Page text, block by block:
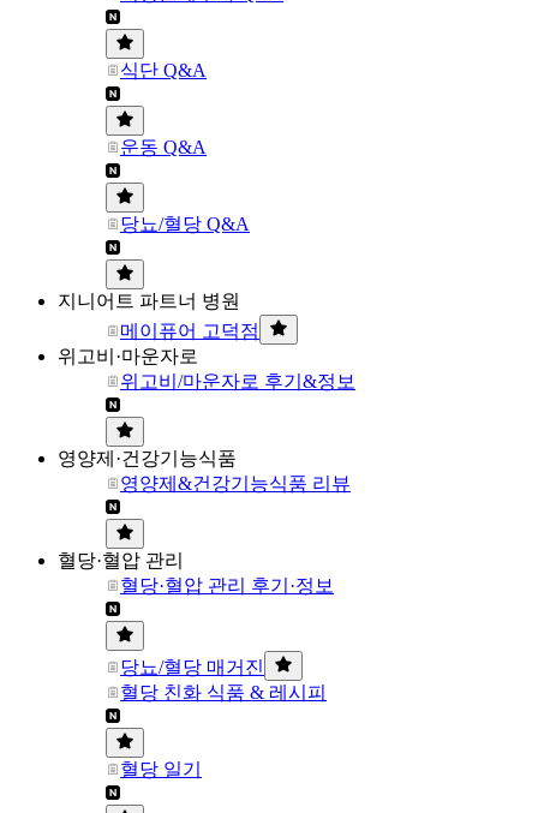
식단 Q&A
운동 Q&A
당뇨/혈당 Q&A
지니어트 파트너 병원
메이퓨어 고덕점
위고비·마운자로
위고비/마운자로 후기&정보
영양제·건강기능식품
영양제&건강기능식품 리뷰
혈당·혈압 관리
혈당·혈압 관리 후기·정보
당뇨/혈당 매거진
혈당 친화 식품 & 레시피
혈당 일기